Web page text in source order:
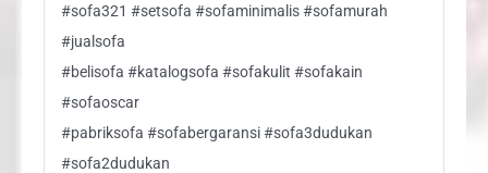
#sofa321 #setsofa #sofaminimalis #sofamurah
#jualsofa
#belisofa #katalogsofa #sofakulit #sofakain
#sofaoscar
#pabriksofa #sofabergaransi #sofa3dudukan
#sofa2dudukan